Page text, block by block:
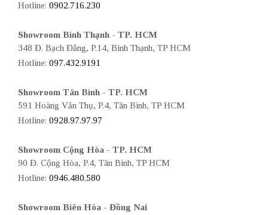
Hotline: 0902.716.230
Showroom Bình Thạnh - TP. HCM
348 Đ. Bạch Đằng, P.14, Bình Thạnh, TP HCM
Hotline: 097.432.9191
Showroom Tân Bình - TP. HCM
591 Hoàng Văn Thụ, P.4, Tân Bình, TP HCM
Hotline: 0928.97.97.97
Showroom Cộng Hòa - TP. HCM
90 Đ. Cộng Hòa, P.4, Tân Bình, TP HCM
Hotline: 0946.480.580
Showroom Biên Hòa - Đồng Nai